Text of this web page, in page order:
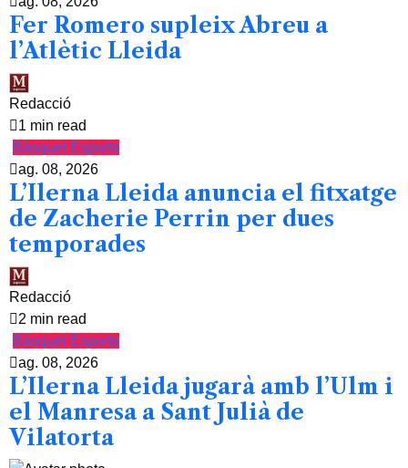
Fer Romero supleix Abreu a
l’Atlètic Lleida
Redacció
1 min read
Bàsquet Esports
ag. 08, 2026
L’Ilerna Lleida anuncia el fitxatge
de Zacherie Perrin per dues
temporades
Redacció
2 min read
Bàsquet Esports
ag. 08, 2026
L’Ilerna Lleida jugarà amb l’Ulm i
el Manresa a Sant Julià de
Vilatorta